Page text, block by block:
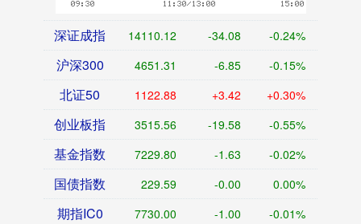
深证成指 14110.12 -34.08 -0.24%
沪深300 4651.31 -6.85 -0.15%
北证50 1122.88 +3.42 +0.30%
创业板指 3515.56 -19.58 -0.55%
基金指数 7229.80 -1.63 -0.02%
国债指数 229.59 -0.00 0.00%
期指IC0 7730.00 -1.00 -0.01%